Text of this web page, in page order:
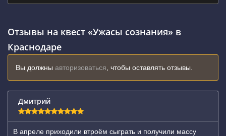
Отзывы на квест «Ужасы сознания» в
Краснодаре
Вы должны авторизоваться , чтобы оставлять отзывы.
Дмитрий
В апреле приходили втроём сыграть и получили массу